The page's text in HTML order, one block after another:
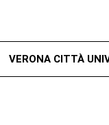
VERONA CITTÀ